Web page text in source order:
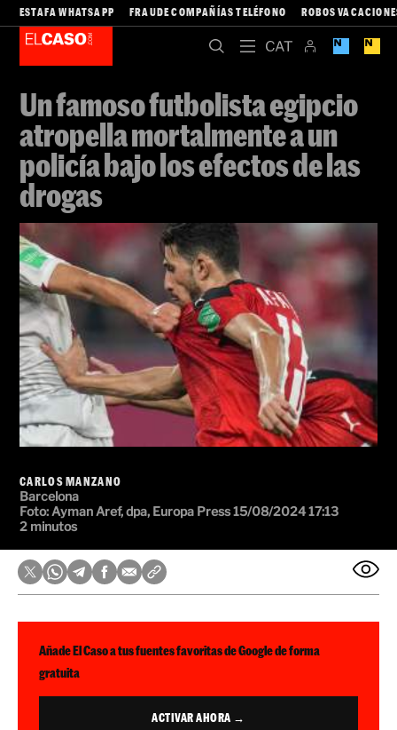
ESTAFA WHATSAPP FRAUDE COMPAÑÍAS TELÉFONO ROBOS
Un famoso futbolista egipcio
atropella mortalmente a un
policía bajo los efectos de las
drogas
CARLOS MANZANO
Barcelona
Foto: Ayman Aref, dpa, Europa Press15/08/2024 17:13
2 minutos
Añade El Caso a tus fuentes favoritas de Google de forma
gratuita
ACTIVAR AHORA →